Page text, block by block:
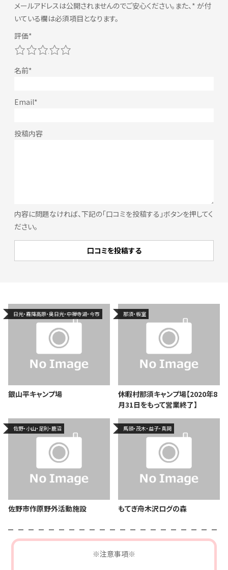
メールアドレスは公開されませんのでご安心ください。また、* が付
いている欄は必須項目となります。
内容に問題なければ、下記の「口コミを投稿する」ボタンを押してく
ださい。
5
4
3
2
日光・霧降高原・奥日光・中禅寺湖・今市
銀山平キャンプ場
那須・板室
休暇村那須キャンプ場【2020年8
月31日をもって営業終了】
佐野・小山・足利・鹿沼
佐野市作原野外活動施設
馬頭・茂木・益子・真岡
もてぎ舟木沢ログの森
※注意事項※